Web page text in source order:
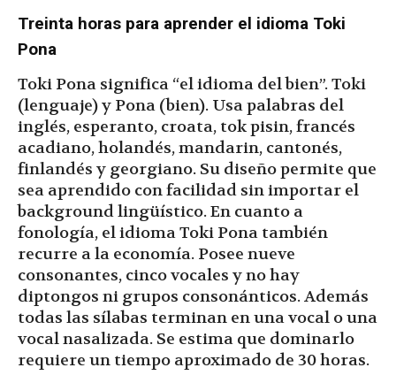
Treinta horas para aprender el idioma Toki
Pona
Toki Pona significa “el idioma del bien”. Toki
(lenguaje) y Pona (bien). Usa palabras del
inglés, esperanto, croata, tok pisin, francés
acadiano, holandés, mandarin, cantonés,
finlandés y georgiano. Su diseño permite que
sea aprendido con facilidad sin importar el
background lingüístico. En cuanto a
fonología, el idioma Toki Pona también
recurre a la economía. Posee nueve
consonantes, cinco vocales y no hay
diptongos ni grupos consonánticos. Además
todas las sílabas terminan en una vocal o una
vocal nasalizada. Se estima que dominarlo
requiere un tiempo aproximado de 30 horas.